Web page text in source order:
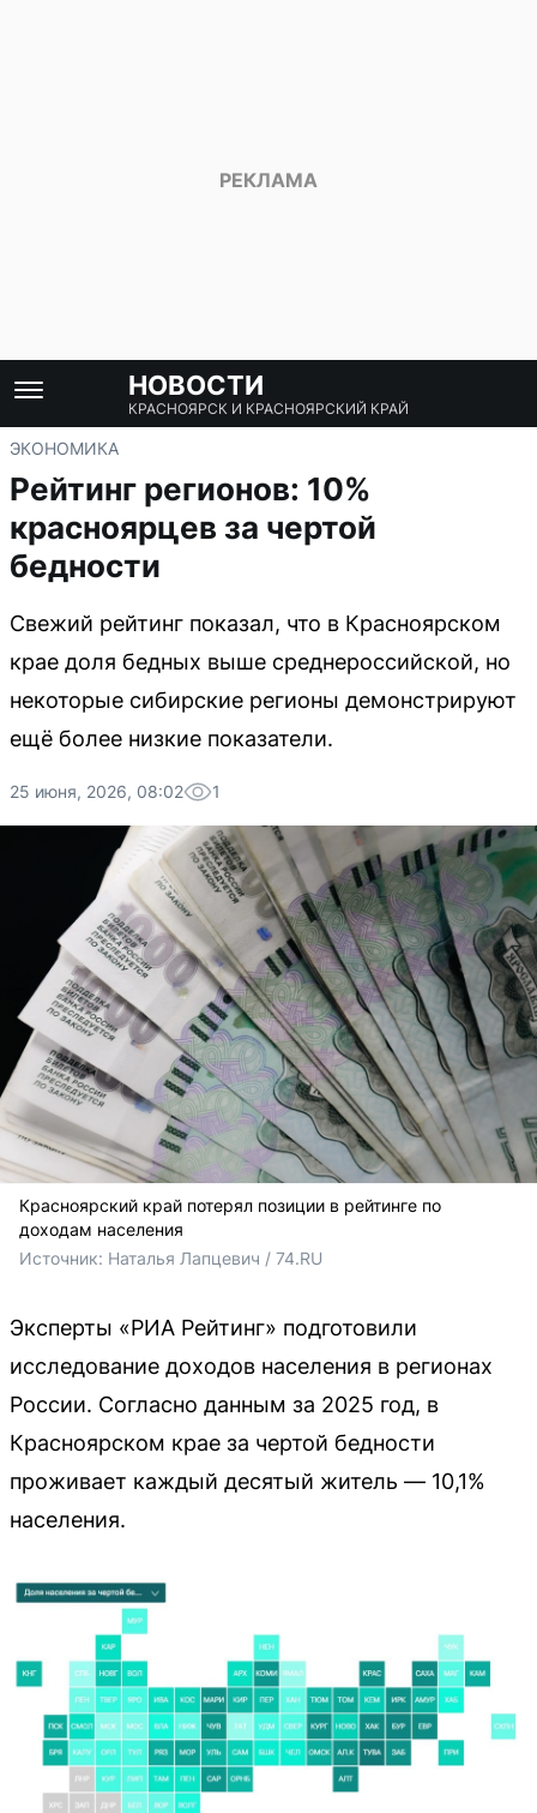
НОВОСТИ
КРАСНОЯРСК И КРАСНОЯРСКИЙ КРАЙ
ЭКОНОМИКА
Рейтинг регионов: 10%
красноярцев за чертой
бедности
Свежий рейтинг показал, что в Красноярском
крае доля бедных выше среднероссийской, но
некоторые сибирские регионы демонстрируют
ещё более низкие показатели.
25 июня, 2026, 08:02 1
Красноярский край потерял позиции в рейтинге по
доходам населения
Источник: Наталья Лапцевич / 74.RU
Эксперты «РИА Рейтинг» подготовили
исследование доходов населения в регионах
России. Согласно данным за 2025 год, в
Красноярском крае за чертой бедности
проживает каждый десятый житель — 10,1%
населения.